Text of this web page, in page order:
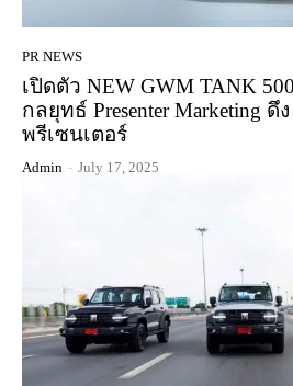
PR NEWS
เปิดตัว NEW GWM TANK
กลยุทธ์ Presenter Marketing
พรีเซนเตอร์
Admin - July 17, 2025